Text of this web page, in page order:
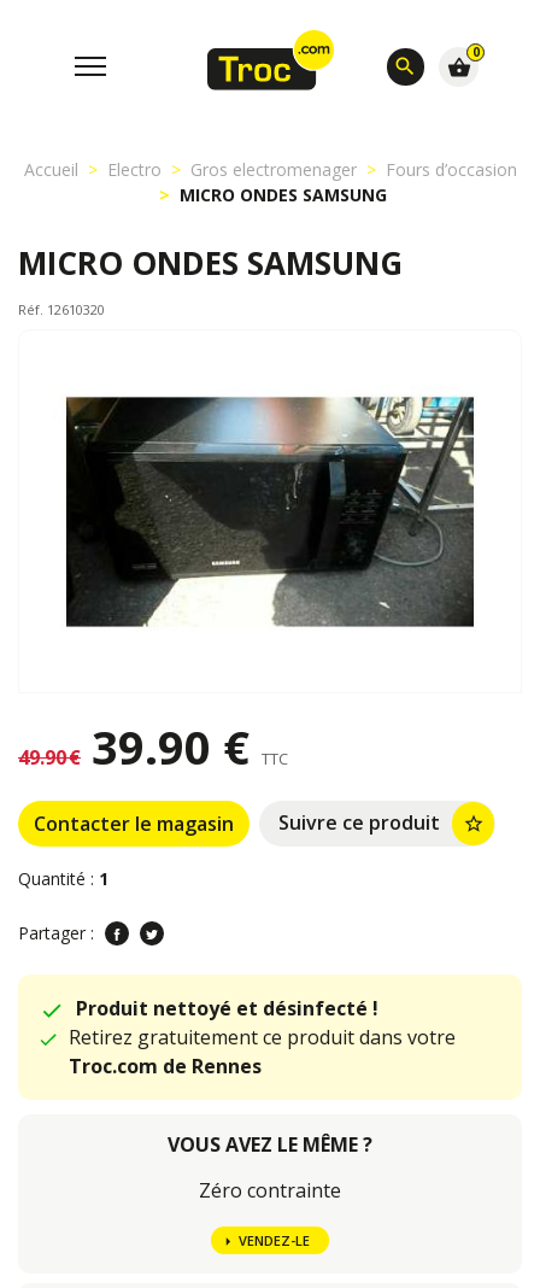
search
0
shopping_basket
Accueil Electro Gros electromenager
Fours d’occasion
MICRO ONDES SAMSUNG
MICRO ONDES SAMSUNG
Réf. 12610320
49.90 € 39.90 € TTC
Contacter le magasin Suivre ce produit star_border
Quantité : 1
Partager :
Produit nettoyé et désinfecté !
Retirez gratuitement ce produit dans votre
Troc.com de Rennes
VOUS AVEZ LE MÊME ?
Zéro contrainte
VENDEZ-LE